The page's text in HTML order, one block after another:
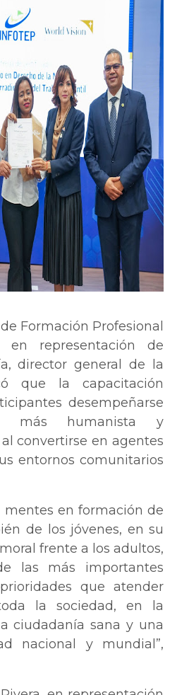
Formación Profesional
representación de
director general de la
que la capacitación
desempeñarse
más humanista y
convertirse en agentes
entornos comunitarios
mentes en formación de
de los jóvenes, en su
frente a los adultos,
las más importantes
que atender
la sociedad, en la
ciudadanía sana y una
nacional y mundial”,